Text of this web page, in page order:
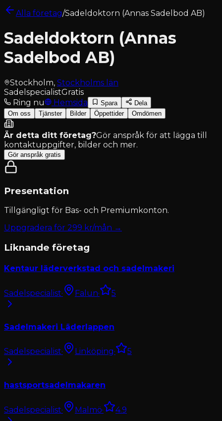
Alla företag/Sadeldoktorn (Annas Sadelbod AB)
Sadeldoktorn (Annas
Sadelbod AB)
Stockholm, Stockholms län
SadelspecialistGratis
Ring nu
Hemsida Spara
Dela
Om oss
Tjänster Bilder Öppettider Omdömen
Är detta ditt företag?Gör anspråk för att lägga till
kontaktuppgifter, bilder och mer.
Gör anspråk gratis
Presentation
Tillgängligt för Bas- och Premiumkonton.
Uppgradera för 299 kr/mån →
Liknande företag
Kentaur läderverkstad och sadelmakeri
Sadelspecialist· Falun· 5
Sadelmakeri Läderlappen
Sadelspecialist· Linköping· 5
hastsportsadelmakaren
Sadelspecialist· Malmö· 4.9